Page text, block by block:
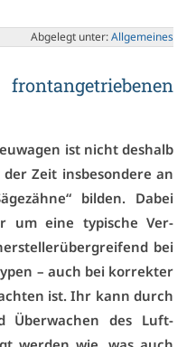
Ab­ge­legt un­ter:All­ge­mei­nes
ist nicht des­halb
Zeit ins­be­son­de­re an
bil­den. Da­bei
um ei­ne ty­pi­sche Ver­
bei
– auch bei kor­rek­ter
ist. Ihr kann durch
Über­wa­chen des Luft­